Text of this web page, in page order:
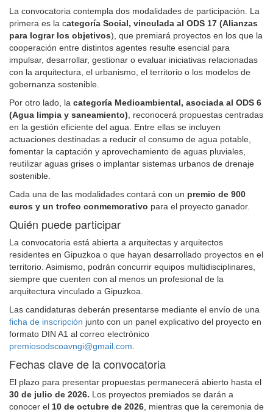
La convocatoria contempla dos modalidades de participación. La
primera es la categoría Social, vinculada al ODS 17 (Alianzas
para lograr los objetivos), que premiará proyectos en los que la
cooperación entre distintos agentes resulte esencial para
impulsar, desarrollar, gestionar o evaluar iniciativas relacionadas
con la arquitectura, el urbanismo, el territorio o los modelos de
gobernanza sostenible.
Por otro lado, la categoría Medioambiental, asociada al ODS 6
(Agua limpia y saneamiento) , reconocerá propuestas centradas
en la gestión eficiente del agua. Entre ellas se incluyen
actuaciones destinadas a reducir el consumo de agua potable,
fomentar la captación y aprovechamiento de aguas pluviales,
reutilizar aguas grises o implantar sistemas urbanos de drenaje
sostenible.
Cada una de las modalidades contará con un premio de 900
euros y un trofeo conmemorativo para el proyecto ganador.
Quién puede participar
La convocatoria está abierta a arquitectas y arquitectos
residentes en Gipuzkoa o que hayan desarrollado proyectos en el
territorio. Asimismo, podrán concurrir equipos multidisciplinares,
siempre que cuenten con al menos un profesional de la
arquitectura vinculado a Gipuzkoa.
Las candidaturas deberán presentarse mediante el envío de una
ficha de inscripción junto con un panel explicativo del proyecto en
formato DIN A1 al correo electrónico
premiosodscoavngi@gmail.com
Fechas clave de la convocatoria
El plazo para presentar propuestas permanecerá abierto hasta el
30 de julio de 2026. Los proyectos premiados se darán a
conocer el 10 de octubre de 2026 , mientras que la ceremonia de